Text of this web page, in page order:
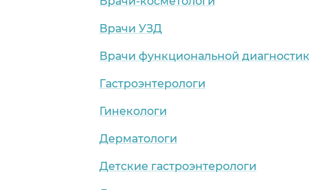
Врачи УЗД
Врачи функциональной
Гастроэнтерологи
Гинекологи
Дерматологи
Детские гастроэнтерологи